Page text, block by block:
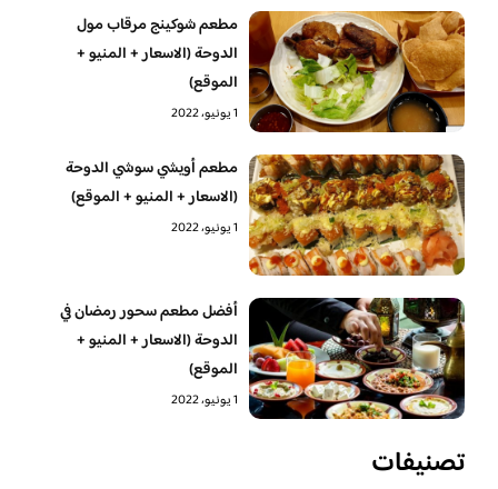
مطعم شوكينج مرقاب مول
الدوحة (الاسعار + المنيو +
الموقع)
1 يونيو، 2022
مطعم أويشي سوشي الدوحة
(الاسعار + المنيو + الموقع)
1 يونيو، 2022
أفضل مطعم سحور رمضان في
الدوحة (الاسعار + المنيو +
الموقع)
1 يونيو، 2022
تصنيفات